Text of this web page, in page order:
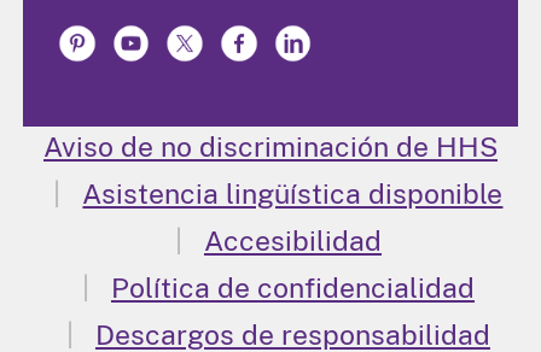
Aviso de no discriminación de HHS
Asistencia lingüística disponible
Accesibilidad
Política de confidencialidad
Descargos de responsabilidad